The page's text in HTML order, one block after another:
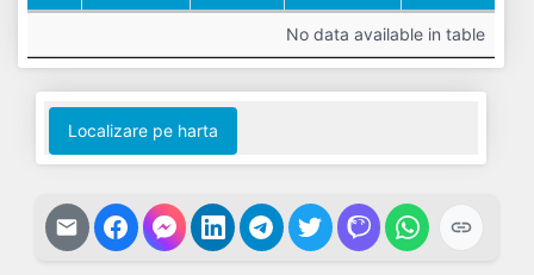
Afaceri
Net
Nr.
Salariați
Datorii
No data available in table
Localizare pe harta